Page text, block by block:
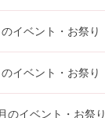
イベント・お祭り
イベント・お祭り
のイベント・お祭り